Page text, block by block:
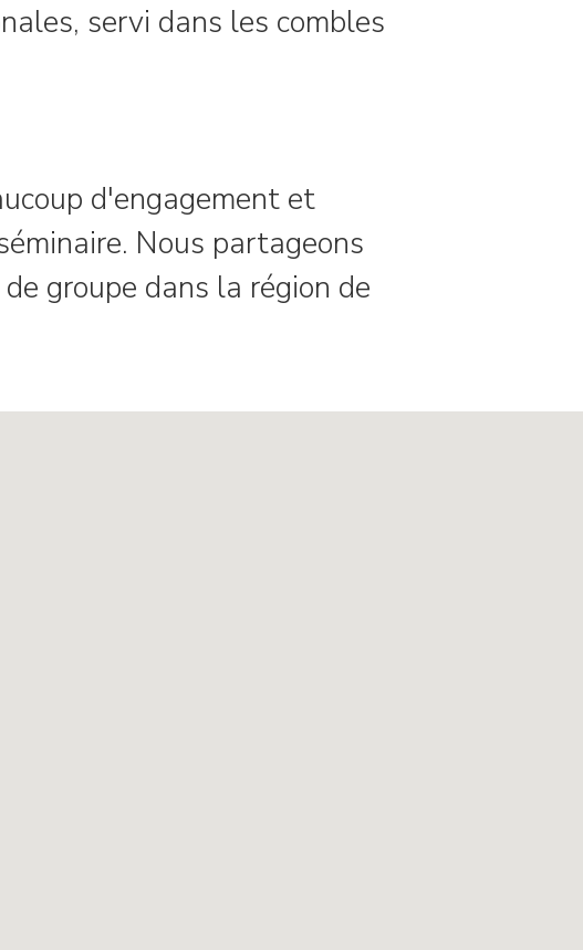
servi dans les combles
d'engagement et
Nous partageons
groupe dans la région de